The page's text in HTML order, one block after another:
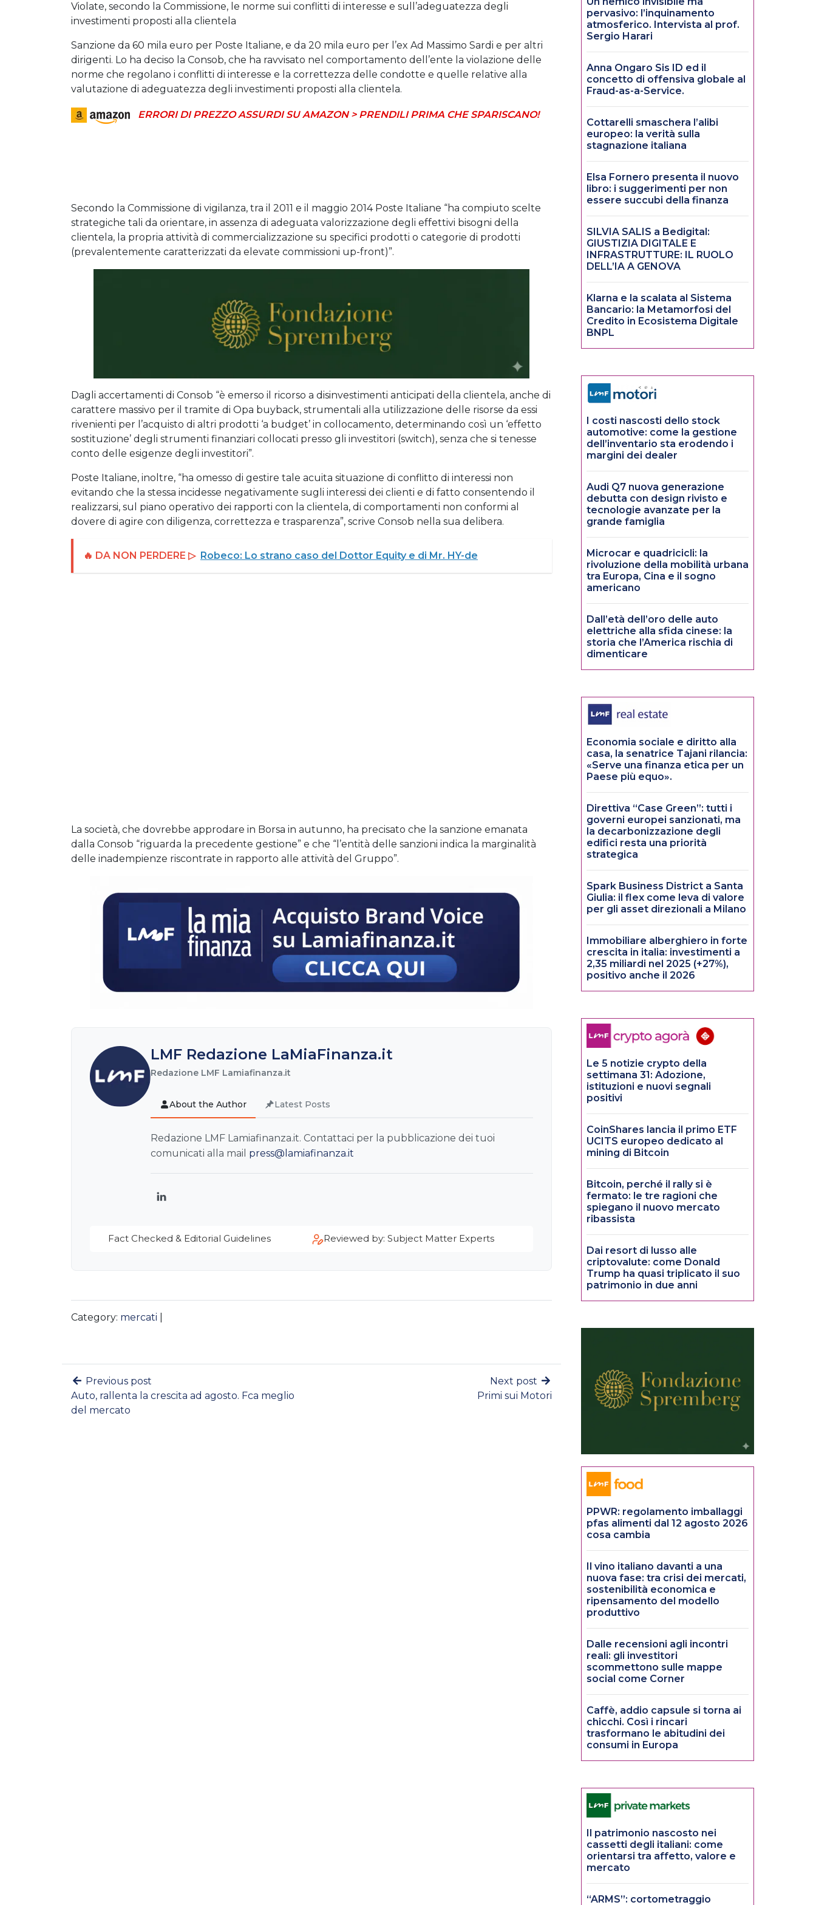
Violate, secondo la Commissione, le norme sui conflitti di interesse e sull’adeguatezza degli
investimenti proposti alla clientela
Sanzione da 60 mila euro per Poste Italiane, e da 20 mila euro per l’ex Ad Massimo Sardi e per altri
dirigenti. Lo ha deciso la Consob, che ha ravvisato nel comportamento dell’ente la violazione delle
norme che regolano i conflitti di interesse e la correttezza delle condotte e quelle relative alla
valutazione di adeguatezza degli investimenti proposti alla clientela.
ERRORI DI PREZZO ASSURDI SU AMAZON > PRENDILI PRIMA CHE SPARISCANO!
Secondo la Commissione di vigilanza, tra il 2011 e il maggio 2014 Poste Italiane “ha compiuto scelte
strategiche tali da orientare, in assenza di adeguata valorizzazione degli effettivi bisogni della
clientela, la propria attività di commercializzazione su specifici prodotti o categorie di prodotti
(prevalentemente caratterizzati da elevate commissioni up-front)”.
Dagli accertamenti di Consob “è emerso il ricorso a disinvestimenti anticipati della clientela, anche di
carattere massivo per il tramite di Opa buyback, strumentali alla utilizzazione delle risorse da essi
rivenienti per l’acquisto di altri prodotti ‘a budget’ in collocamento, determinando così un ‘effetto
sostituzione’ degli strumenti finanziari collocati presso gli investitori (switch), senza che si tenesse
conto delle esigenze degli investitori”.
Poste Italiane, inoltre, “ha omesso di gestire tale acuita situazione di conflitto di interessi non
evitando che la stessa incidesse negativamente sugli interessi dei clienti e di fatto consentendo il
realizzarsi, sul piano operativo dei rapporti con la clientela, di comportamenti non conformi al
dovere di agire con diligenza, correttezza e trasparenza”, scrive Consob nella sua delibera.
🔥 DA NON PERDERE ▷ Robeco: Lo strano caso del Dottor Equity e di Mr. HY-de
La società, che dovrebbe approdare in Borsa in autunno, ha precisato che la sanzione emanata
dalla Consob “riguarda la precedente gestione” e che “l’entità delle sanzioni indica la marginalità
delle inadempienze riscontrate in rapporto alle attività del Gruppo”.
LMF Redazione LaMiaFinanza.it
Redazione LMF Lamiafinanza.it
About the Author Latest Posts
Redazione LMF Lamiafinanza.it. Contattaci per la pubblicazione dei tuoi
comunicati alla mail press@lamiafinanza.it
LinkedIn
Fact Checked & Editorial Guidelines Reviewed by: Subject Matter Experts
Category: mercati
Previous post
Auto, rallenta la crescita ad agosto. Fca meglio
del mercato
Next post
Primi sui Motori
pervasivo: l’inquinamento
atmosferico. Intervista al prof.
Sergio Harari
Anna Ongaro Sis ID ed il
concetto di offensiva globale al
Fraud-as-a-Service.
Cottarelli smaschera l’alibi
europeo: la verità sulla
stagnazione italiana
Elsa Fornero presenta il nuovo
libro: i suggerimenti per non
essere succubi della finanza
SILVIA SALIS a Bedigital:
GIUSTIZIA DIGITALE E
INFRASTRUTTURE: IL RUOLO
DELL’IA A GENOVA
Klarna e la scalata al Sistema
Bancario: la Metamorfosi del
Credito in Ecosistema Digitale
BNPL
I costi nascosti dello stock
automotive: come la gestione
dell’inventario sta erodendo i
margini dei dealer
Audi Q7 nuova generazione
debutta con design rivisto e
tecnologie avanzate per la
grande famiglia
Microcar e quadricicli: la
rivoluzione della mobilità urbana
tra Europa, Cina e il sogno
americano
Dall’età dell’oro delle auto
elettriche alla sfida cinese: la
storia che l’America rischia di
dimenticare
Economia sociale e diritto alla
casa, la senatrice Tajani rilancia:
«Serve una finanza etica per un
Paese più equo».
Direttiva “Case Green”: tutti i
governi europei sanzionati, ma
la decarbonizzazione degli
edifici resta una priorità
strategica
Spark Business District a Santa
Giulia: il flex come leva di valore
per gli asset direzionali a Milano
Immobiliare alberghiero in forte
crescita in italia: investimenti a
2,35 miliardi nel 2025 (+27%),
positivo anche il 2026
Le 5 notizie crypto della
settimana 31: Adozione,
istituzioni e nuovi segnali
positivi
CoinShares lancia il primo ETF
UCITS europeo dedicato al
mining di Bitcoin
Bitcoin, perché il rally si è
fermato: le tre ragioni che
spiegano il nuovo mercato
ribassista
Dai resort di lusso alle
criptovalute: come Donald
Trump ha quasi triplicato il suo
patrimonio in due anni
PPWR: regolamento imballaggi
pfas alimenti dal 12 agosto 2026
cosa cambia
Il vino italiano davanti a una
nuova fase: tra crisi dei mercati,
sostenibilità economica e
ripensamento del modello
produttivo
Dalle recensioni agli incontri
reali: gli investitori
scommettono sulle mappe
social come Corner
Caffè, addio capsule si torna ai
chicchi. Così i rincari
trasformano le abitudini dei
consumi in Europa
Il patrimonio nascosto nei
cassetti degli italiani: come
orientarsi tra affetto, valore e
mercato
“ARMS”: cortometraggio